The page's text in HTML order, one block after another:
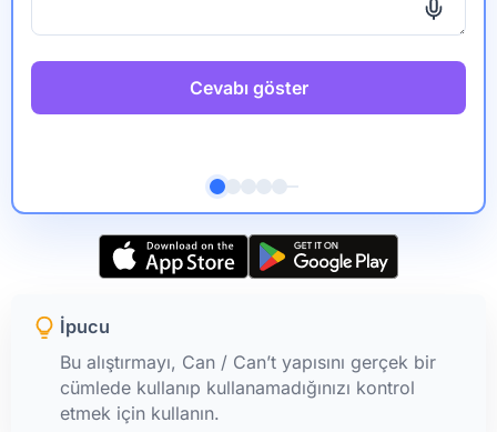
Cevabı göster
İpucu
Bu alıştırmayı, Can / Can’t yapısını gerçek bir
cümlede kullanıp kullanamadığınızı kontrol
etmek için kullanın.